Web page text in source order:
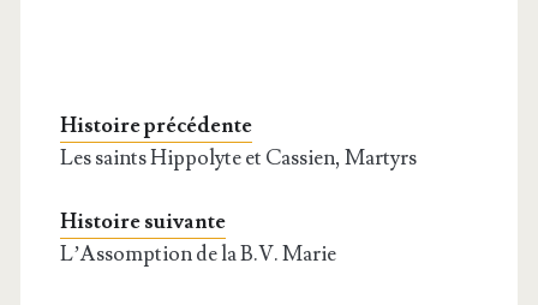
Histoire précédente
Les saints Hippolyte et Cassien, Martyrs
Histoire suivante
L’Assomption de la B.V. Marie